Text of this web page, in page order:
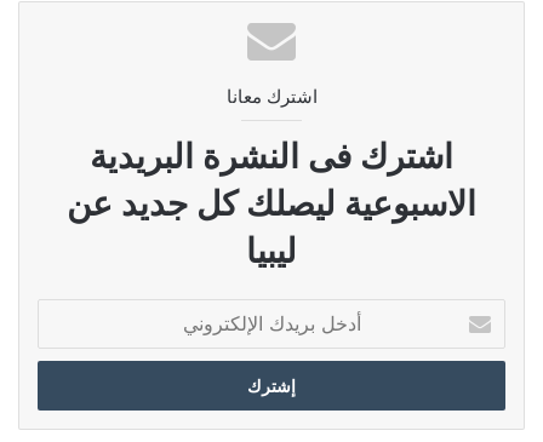
اشترك معانا
اشترك فى النشرة البريدية
الاسبوعية ليصلك كل جديد عن
ليبيا
بريدك
الإلكتروني